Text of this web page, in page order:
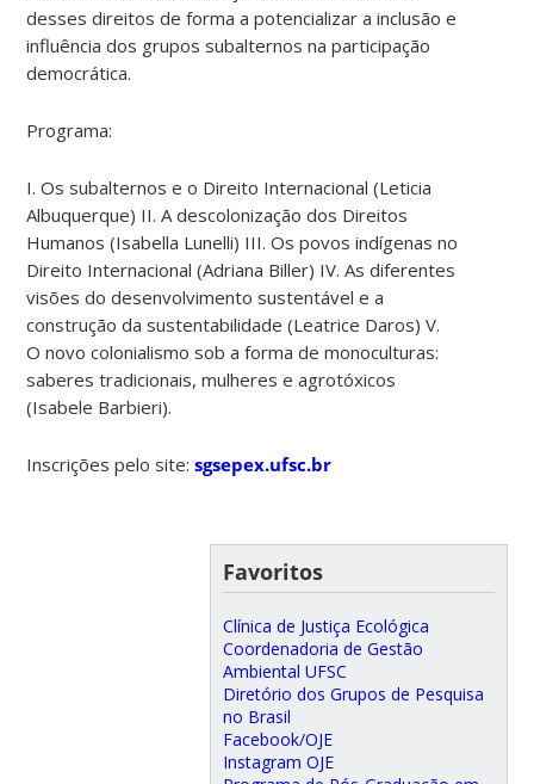
desses direitos de forma a potencializar a inclusão e
influência dos grupos subalternos na participação
democrática.
Programa:
I. Os subalternos e o Direito Internacional (Leticia
Albuquerque) II. A descolonização dos Direitos
Humanos (Isabella Lunelli) III. Os povos indígenas no
Direito Internacional (Adriana Biller) IV. As diferentes
visões do desenvolvimento sustentável e a
construção da sustentabilidade (Leatrice Daros) V.
O novo colonialismo sob a forma de monoculturas:
saberes tradicionais, mulheres e agrotóxicos
(Isabele Barbieri).
Inscrições pelo site:sgsepex.ufsc.br
Favoritos
Clínica de Justiça Ecológica
Coordenadoria de Gestão
Ambiental UFSC
Diretório dos Grupos de Pesquisa
no Brasil
Facebook/OJE
Instagram OJE